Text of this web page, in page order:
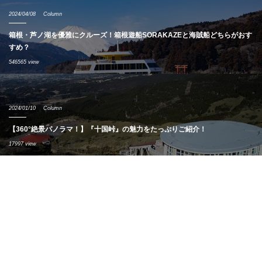
2024/04/08 Column
箱根・芦ノ湖を優雅にクルーズ！箱根遊船SORAKAZEと海賊船どちらがおす
すめ？
546565 view
2024/01/10 Column
【360°絶景パノラマ！】『十国峠』の魅力をたっぷりご紹介！
17997 view